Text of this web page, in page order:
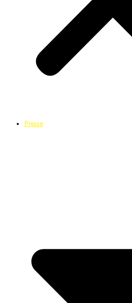
Preise